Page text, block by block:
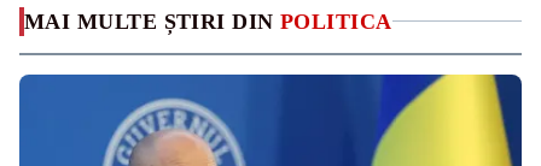
MAI MULTE ȘTIRI DIN POLITICA